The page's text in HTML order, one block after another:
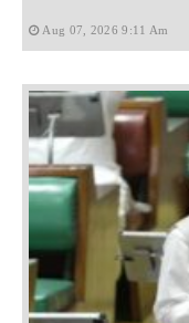
Aug 07, 2026 9:11 Am